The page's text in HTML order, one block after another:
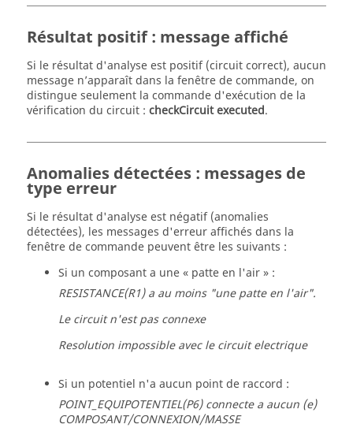
Résultat positif : message affiché
Si le résultat d'analyse est positif (circuit correct), aucun
message n’apparaît dans la fenêtre de commande, on
distingue seulement la commande d'exécution de la
vérification du circuit : checkCircuit executed.
Anomalies détectées : messages de
type erreur
Si le résultat d'analyse est négatif (anomalies
détectées), les messages d'erreur affichés dans la
fenêtre de commande peuvent être les suivants :
Si un composant a une « patte en l'air » :
RESISTANCE(R1) a au moins "une patte en l'air".
Le circuit n'est pas connexe
Resolution impossible avec le circuit electrique
Si un potentiel n'a aucun point de raccord :
POINT_EQUIPOTENTIEL(P6) connecte a aucun (e)
COMPOSANT/CONNEXION/MASSE